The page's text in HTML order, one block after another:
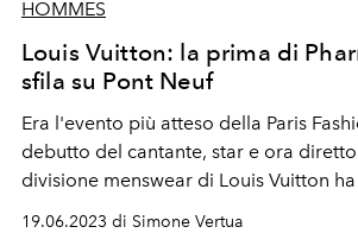
HOMMES
Louis Vuitton: la prima di
sfila su Pont Neuf
Era l'evento più atteso della Paris
debutto del cantante, star e ora
divisione menswear di Louis Vuitton
19.06.2023 di Simone Vertua